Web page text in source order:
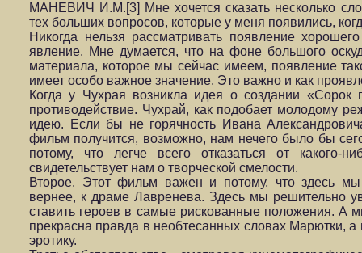
МАНЕВИЧ И.М.[3] Мне хочется сказать несколько
тех больших вопросов, которые у меня появились,
Никогда нельзя рассматривать появление
явление. Мне думается, что на фоне большого
материала, которое мы сейчас имеем, появление
имеет особо важное значение. Это важно и как
Когда у Чухрая возникла идея о создании «Сорок
противодействие. Чухрай, как подобает молодому
идею. Если бы не горячность Ивана
фильм получится, возможно, нам нечего было бы
потому, что легче всего отказаться от какого-
свидетельствует нам о творческой смелости.
Второе. Этот фильм важен и потому, что здесь
вернее, к драме Лавренева. Здесь мы решительно
ставить героев в самые рискованные положения. А
прекрасна правда в необтесанных словах Марютки,
эротику.